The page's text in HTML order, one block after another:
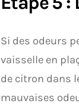
Si des odeurs
vaisselle en
de citron dans
mauvaises